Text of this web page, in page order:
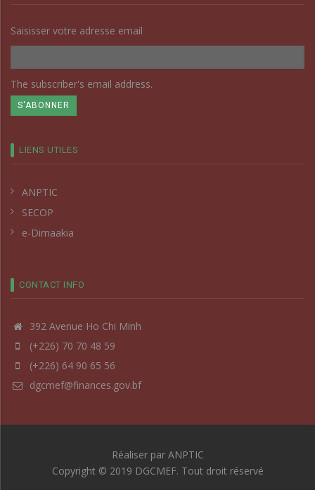
Saisisser votre adresse email
The subscriber's email address.
LIENS UTILES
ANPTIC
SECOP
e-Dimaakia
CONTACT INFO
392 Avenue Ho Chi Minh
(+226) 70 70 48 59
(+226) 64 90 65 56
dgcmef@finances.gov.bf
Réaliser par ANPTIC
Copyright © 2019 DGCMEF. Tout droit réservé